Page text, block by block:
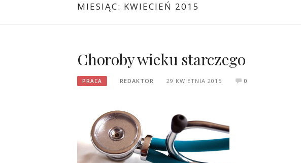
MIESIĄC: KWIECIEŃ 2015
Choroby wieku starczego
PRACA REDAKTOR 29 KWIETNIA 2015 0